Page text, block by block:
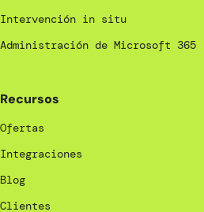
Intervención in situ
Administración de Microsoft 365
Recursos
Ofertas
Integraciones
Blog
Clientes